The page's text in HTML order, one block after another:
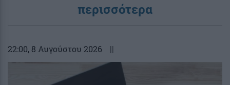
περισσότερα
22:00, 8 Αυγούστου 2026 ||